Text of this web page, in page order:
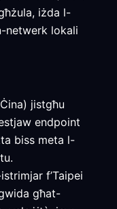
iżda l-
netwerk lokali
jistgħu
endpoint
biss meta l-
f’Taipei
għat-